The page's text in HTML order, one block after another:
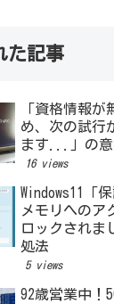
た記事
「資格情報が
め、次の試行
ます...」の意
16 views
Windows11「
メモリへのア
ロックされま
処法
5 views
92歳営業中！